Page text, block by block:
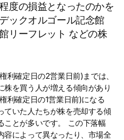
度の損益となったのかを
ックオルゴール記念館
リーフレット などの株
利確定日の2営業日前)までは、
を買う人が増える傾向があり
利確定日の1営業日前)になる
ていた人たちが株を売却する傾
ことが多いです。 この下落幅
容によって異なったり、市場全